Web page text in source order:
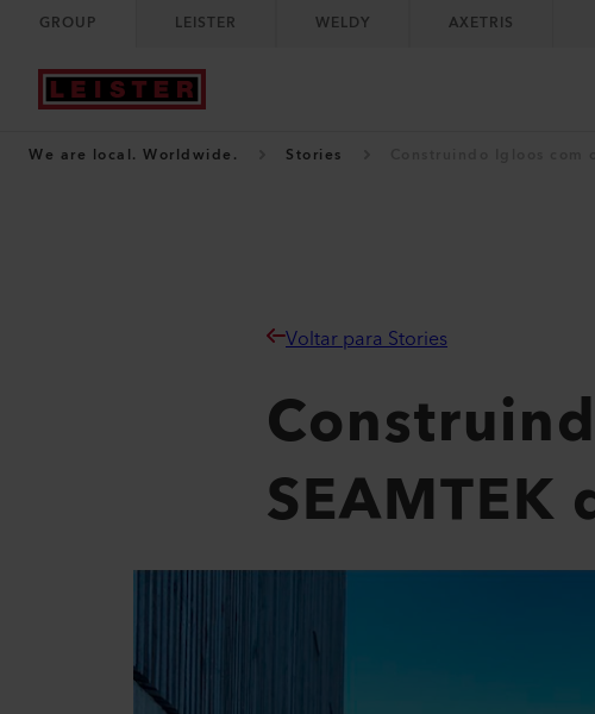
GROUP LEISTER WELDY AXETRIS
We are local. Worldwide. Stories
Voltar para Stories